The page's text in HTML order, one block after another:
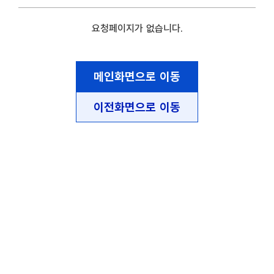
요청페이지가 없습니다.
메인화면으로 이동
이전화면으로 이동